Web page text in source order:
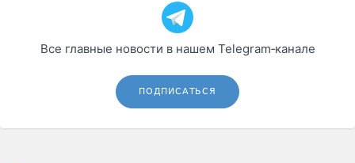
Все главные новости в нашем Telegram‑канале
ПОДПИСАТЬСЯ